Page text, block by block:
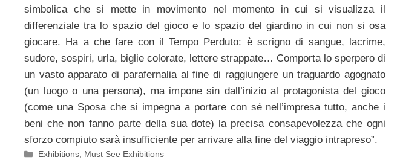
simbolica che si mette in movimento nel momento in cui si visualizza il
differenziale tra lo spazio del gioco e lo spazio del giardino in cui non si osa
giocare. Ha a che fare con il Tempo Perduto: è scrigno di sangue, lacrime,
sudore, sospiri, urla, biglie colorate, lettere strappate… Comporta lo sperpero di
un vasto apparato di parafernalia al fine di raggiungere un traguardo agognato
(un luogo o una persona), ma impone sin dall’inizio al protagonista del gioco
(come una Sposa che si impegna a portare con sé nell’impresa tutto, anche i
beni che non fanno parte della sua dote) la precisa consapevolezza che ogni
sforzo compiuto sarà insufficiente per arrivare alla fine del viaggio intrapreso”.
Categorie
Exhibitions, Must See Exhibitions